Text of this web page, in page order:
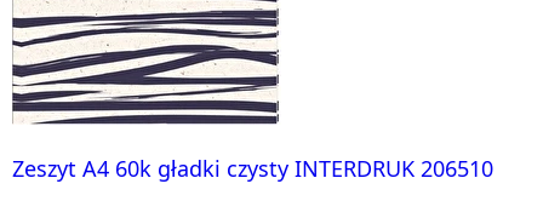
Zeszyt A4 60k gładki czysty INTERDRUK 206510